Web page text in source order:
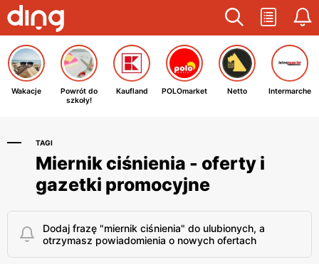
Wakacje
Powrót do
szkoły!
Kaufland POLOmarket Netto Intermarche
TAGI
Miernik ciśnienia - oferty i
gazetki promocyjne
Dodaj frazę "miernik ciśnienia" do ulubionych, a
otrzymasz powiadomienia o nowych ofertach